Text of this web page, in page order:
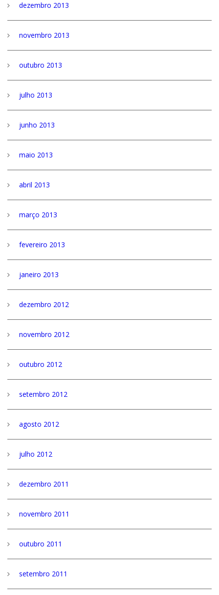
dezembro 2013
novembro 2013
outubro 2013
julho 2013
junho 2013
maio 2013
abril 2013
março 2013
fevereiro 2013
janeiro 2013
dezembro 2012
novembro 2012
outubro 2012
setembro 2012
agosto 2012
julho 2012
dezembro 2011
novembro 2011
outubro 2011
setembro 2011